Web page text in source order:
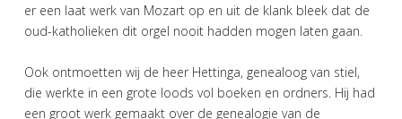
er een laat werk van Mozart op en uit de klank bleek dat de
oud-katholieken dit orgel nooit hadden mogen laten gaan.
Ook ontmoetten wij de heer Hettinga, genealoog van stiel,
die werkte in een grote loods vol boeken en ordners. Hij had
een groot werk gemaakt over de genealogie van de